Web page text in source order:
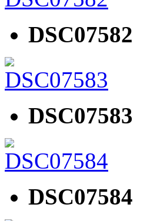
DSC07582
DSC07583
DSC07584